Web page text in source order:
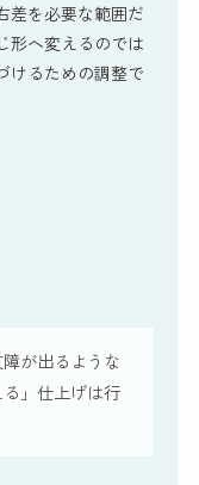
差を必要な範囲だ
形へ変えるのでは
けるための調整で
が出るような
」仕上げは行